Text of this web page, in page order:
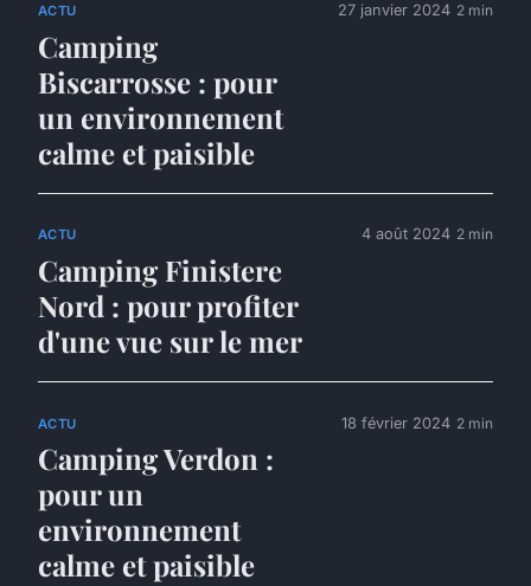
ACTU
Camping
Biscarrosse : pour
un environnement
calme et paisible
27 janvier 2024 2 min
ACTU
Camping Finistere
Nord : pour profiter
d'une vue sur le mer
4 août 2024 2 min
ACTU
Camping Verdon :
pour un
environnement
calme et paisible
18 février 2024 2 min